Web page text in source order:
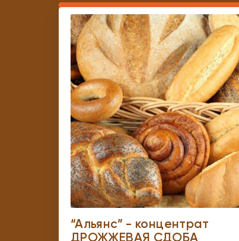
“Альянс” - концентрат
ДРОЖЖЕВАЯ СДОБА